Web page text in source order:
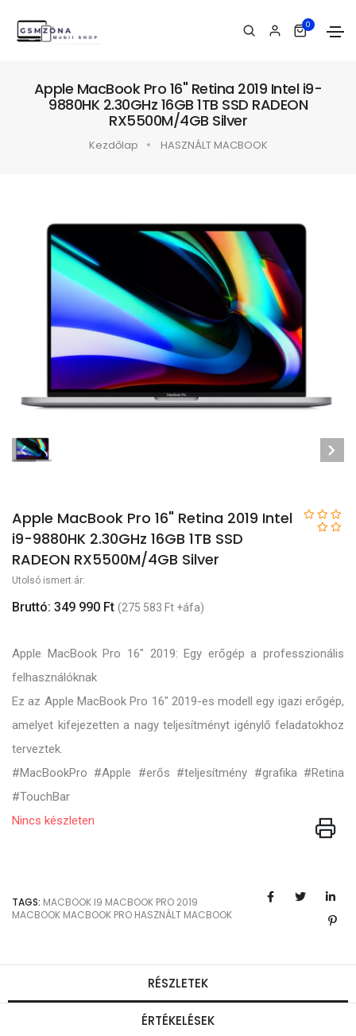
0
Apple MacBook Pro 16" Retina 2019 Intel i9-
9880HK 2.30GHz 16GB 1TB SSD RADEON
RX5500M/4GB Silver
Kezdőlap HASZNÁLT MACBOOK
Apple MacBook Pro 16" Retina 2019 Intel
i9-9880HK 2.30GHz 16GB 1TB SSD
RADEON RX5500M/4GB Silver
Utolsó ismert ár:
Bruttó: 349 990 Ft (275 583 Ft +áfa)
Apple MacBook Pro 16" 2019: Egy erőgép a professzionális
felhasználóknak
Ez az Apple MacBook Pro 16" 2019-es modell egy igazi erőgép,
amelyet kifejezetten a nagy teljesítményt igénylő feladatokhoz
terveztek.
#MacBookPro #Apple #erős #teljesítmény #grafika #Retina
#TouchBar
Nincs készleten
TAGS: MACBOOK I9 MACBOOK PRO 2019
MACBOOK MACBOOK PRO HASZNÁLT MACBOOK
RÉSZLETEK
ÉRTÉKELÉSEK